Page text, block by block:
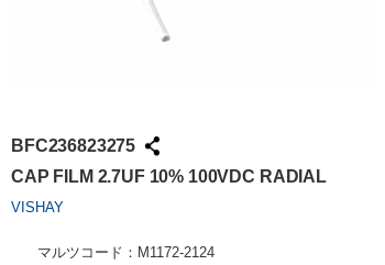
BFC236823275
CAP FILM 2.7UF 10% 100VDC RADIAL
VISHAY
マルツコード： M1172-2124